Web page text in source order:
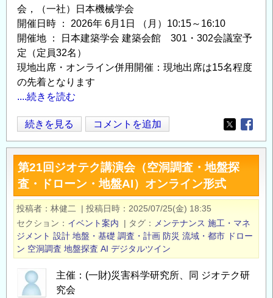
会，（一社）日本機械学会
開催日時 ： 2026年 6月1日 （月）10:15～16:10
開催地 ： 日本建築学会 建築会館 301・302会議室予
定（定員32名）
現地出席・オンライン併用開催：現地出席は15名程度
の先着となります
....続きを読む
地
震
工
学
分
野
に
お
け
る
DX
続きを見る コメントを追加
Opens in
第21回ジオテク講演会（空洞調査・地盤探
査・ドローン・地盤AI）オンライン形式
投稿者 林健二 | 投稿日時
2025/07/25(金) 18:35
セクション
イベント案内 | タグ メンテナンス 施工・マネ
ジメント 設計 地盤・基礎 調査・計画 防災 流域・都市 ドロー
ン 空洞調査 地盤探査 AI デジタルツイン
主催：(一財)災害科学研究所、同 ジオテク研
究会